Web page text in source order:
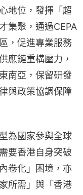
地位，發揮「超
集聚，通過CEPA
，促進專業服務
應鏈重構壓力，
南亞，保留研發
與政策協調保障
為國家參與全球
要香港自身突破
卷化」困境，亦
所需」與「香港